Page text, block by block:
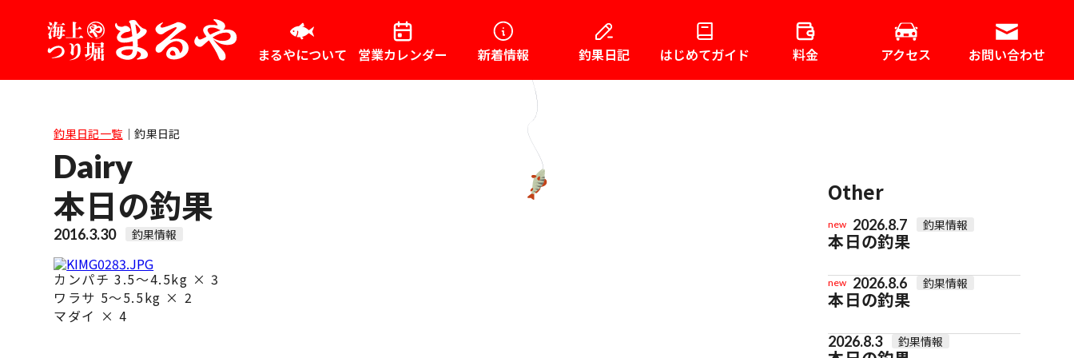
まるやについて 営業カレンダー 新着情報 釣果日記 はじめてガイド 料金 アクセス お問い合わせ
釣果日記一覧 ｜釣果日記
Dairy
本日の釣果
2016.3.30 釣果情報
カンパチ 3.5～4.5kg × 3
ワラサ 5～5.5kg × 2
マダイ × 4
Other
new 2026.8.7 釣果情報
本日の釣果
new 2026.8.6 釣果情報
本日の釣果
2026.8.3 釣果情報